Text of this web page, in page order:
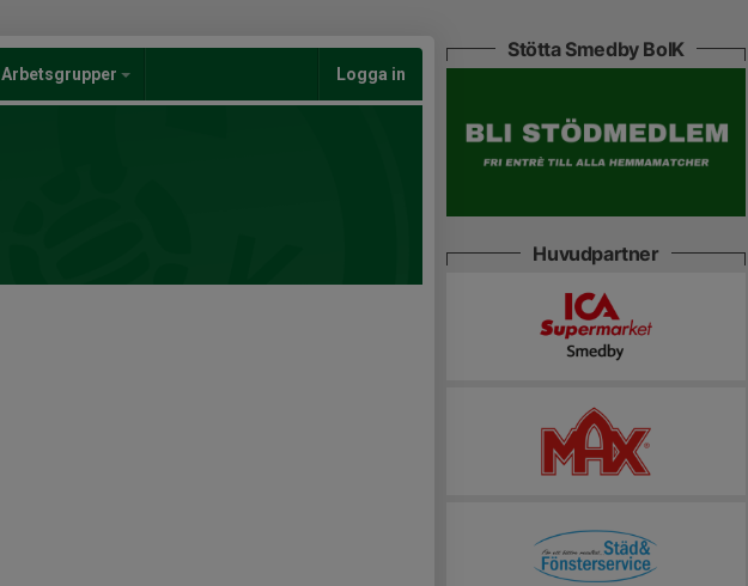
Arbetsgrupper Logga in
Stötta Smedby BoIK
Huvudpartner